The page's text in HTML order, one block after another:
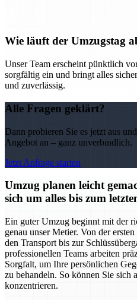
Wie läuft der Umzugstag
Unser Team erscheint pünktlich
sorgfältig ein und bringt alles
und zuverlässig.
Alle Fragen geklärt?
Dann probieren Sie es jetzt aus
Angebot an – ganz unverbindlich.
Jetzt Anfrage starten
Umzug planen leicht
sich um alles bis zum
Ein guter Umzug beginnt mit der
genau unser Metier. Von der
den Transport bis zur
professionellen Teams arbeiten
Sorgfalt, um Ihre persönlichen
zu behandeln. So können Sie sich
konzentrieren.